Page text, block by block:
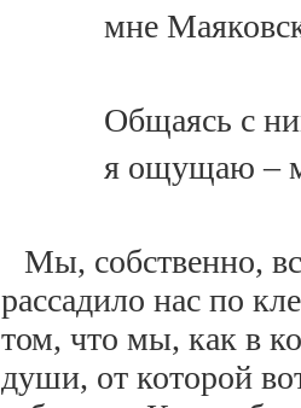
мне
Общаясь с
я ощущаю –
Мы, собственно,
рассадило нас по
том, что мы, как в
души, от которой